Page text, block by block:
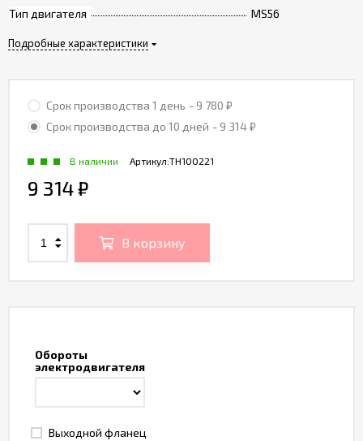
Обороты
электродвигателя
Выходной фланец
Тип двигателя
MS56
Подробные характеристики
Срок производства 1 день - 9 780 ₽
Срок производства до 10 дней - 9 314₽
Артикул:TH100221
В наличии
9 314₽
В корзину